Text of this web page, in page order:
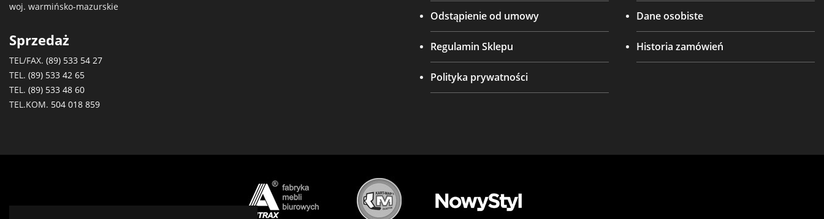
woj. warmińsko-mazurskie
Sprzedaż
TEL/FAX. (89) 533 54 27
TEL. (89) 533 42 65
TEL. (89) 533 48 60
TEL.KOM. 504 018 859
Odstąpienie od umowy
Regulamin Sklepu
Polityka prywatności
Dane osobiste
Historia zamówień